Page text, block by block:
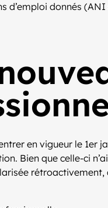
d’emploi donnés
en vigueur le 1er
Bien que celle-ci
rétroactivement,